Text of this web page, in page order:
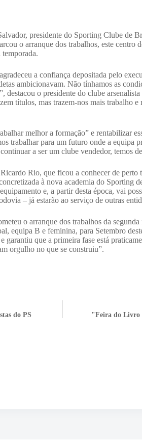
presidente do Sporting Clube de
o arranque dos trabalhos, este centro
a confiança depositada pelo
ambicionavam. Não tínhamos as
destacou o presidente do clube
títulos, mas trazem-nos mais trabalho e
melhor a formação” e rentabilizar
trabalhar para um futuro onde a equipa
a ser um clube vendedor, temos
Rio, que ficou a conhecer de
à nova academia do Sporting
e, a partir desta época, vai
– já estarão ao serviço de outras
o arranque dos trabalhos da
equipa B e feminina, para Setembro
garantiu que a primeira fase está
orgulho no que se construiu”.
do PS "Feira do Livro